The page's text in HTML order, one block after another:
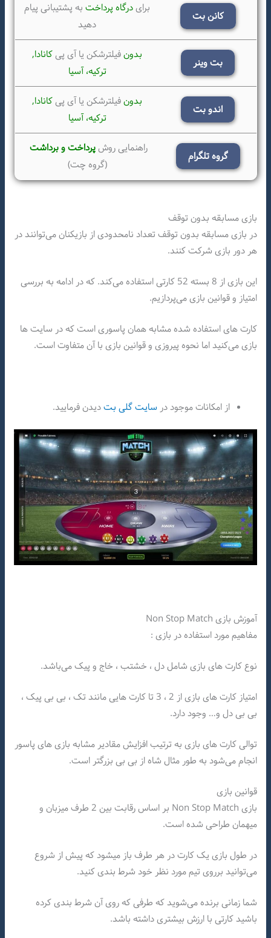
کانن بت
برایدرگاه پرداختبه پشتیبانی پیام
دهید
بت وینر
بدونفیلترشکن یا آی پیکانادا,
ترکیه، آسیا
اندو بت
بدونفیلترشکن یا آی پیکانادا,
ترکیه، آسیا
گروه تلگرام
راهنمایی روشپرداخت و برداشت
(گروه چت)
بازی مسابقه بدون توقف
در بازی مسابقه بدون توقف تعداد نامحدودی از بازیکنان می‌توانند در
هر دور بازی شرکت کنند.
این بازی از 8 بسته 52 کارتی استفاده می‌کند. که در ادامه به بررسی
امتیاز و قوانین بازی می‌پردازیم.
کارت های استفاده شده مشابه همان پاسوری است که در سایت ها
بازی می‌کنید اما نحوه پیروزی و قوانین بازی با آن متفاوت است.
از امکانات موجود در سایت گلی بتدیدن فرمایید.
آموزش بازی Non Stop Match
مفاهیم مورد استفاده در بازی :
نوع کارت های بازی شامل دل ، خشتب ، خاج و پیک می‌باشد.
امتیاز کارت های بازی از 2 ، 3 تا کارت هایی مانند تک ، بی بی پیک ،
بی بی دل و… وجود دارد.
توالی کارت های بازی به ترتیب افزایش مقادیر مشابه بازی های پاسور
انجام می‌شود به طور مثال شاه از بی بی بزرگتر است.
قوانین بازی
بازی Non Stop Match بر اساس رقابت بین 2 طرف میزبان و
میهمان طراحی شده است.
در طول بازی یک کارت در هر طرف باز میشود که پیش از شروع
می‌توانید برروی تیم مورد نظر خود شرط بندی کنید.
شما زمانی برنده می‌شوید که طرفی که روی آن شرط بندی کرده
باشید کارتی با ارزش بیشتری داشته باشد.